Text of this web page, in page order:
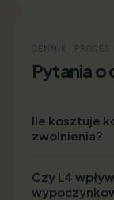
CENNIK I PROCES
Pytania o
Ile kosztuje
zwolnienia?
Czy L4